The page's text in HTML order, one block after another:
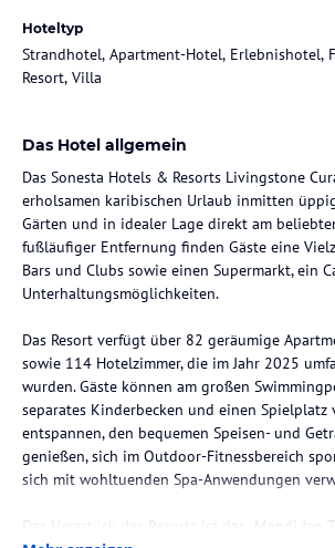
Hoteltyp
Strandhotel, Apartment-Hotel, Erlebnishotel,
Resort, Villa
Das Hotel allgemein
Das Sonesta Hotels & Resorts Livingstone
erholsamen karibischen Urlaub inmitten
Gärten und in idealer Lage direkt am
fußläufiger Entfernung finden Gäste eine
Bars und Clubs sowie einen Supermarkt, ein
Unterhaltungsmöglichkeiten.
Das Resort verfügt über 82 geräumige
sowie 114 Hotelzimmer, die im Jahr 2025
wurden. Gäste können am großen
separates Kinderbecken und einen Spielplatz
entspannen, den bequemen Speisen- und
genießen, sich im Outdoor-Fitnessbereich
sich mit wohltuenden Spa-Anwendungen
Das Herzstück des Resorts ist das „Mondi Jan